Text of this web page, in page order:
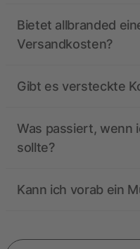
Bietet allbranded
Versandkosten?
Gibt es versteckte
Was passiert, wenn
sollte?
Kann ich vorab ein